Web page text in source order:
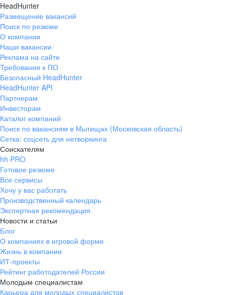
HeadHunter
Размещение вакансий
Поиск по резюме
О компании
Наши вакансии
Реклама на сайте
Требования к ПО
Безопасный HeadHunter
HeadHunter API
Партнерам
Инвесторам
Каталог компаний
Поиск по вакансиям в Мытищах (Московская область)
Сетка: соцсеть для нетворкинга
Соискателям
hh PRO
Готовое резюме
Все сервисы
Хочу у вас работать
Производственный календарь
Экспертная рекомендация
Новости и статьи
Блог
О компаниях в игровой форме
Жизнь в компании
ИТ-проекты
Рейтинг работодателей России
Молодым специалистам
Карьера для молодых специалистов